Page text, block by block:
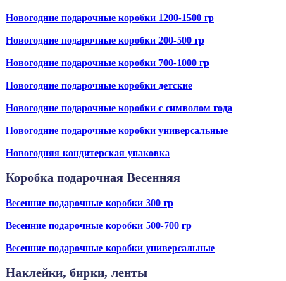
Новогодние подарочные коробки 1200-1500 гр
Новогодние подарочные коробки 200-500 гр
Новогодние подарочные коробки 700-1000 гр
Новогодние подарочные коробки детские
Новогодние подарочные коробки с символом года
Новогодние подарочные коробки универсальные
Новогодняя кондитерская упаковка
Коробка подарочная Весенняя
Весенние подарочные коробки 300 гр
Весенние подарочные коробки 500-700 гр
Весенние подарочные коробки универсальные
Наклейки, бирки, ленты